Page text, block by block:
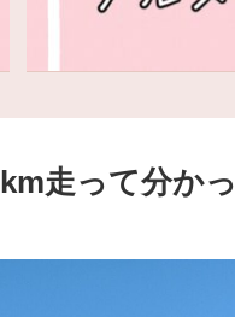
走って分かっ